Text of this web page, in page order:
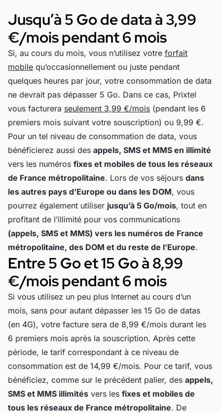
Jusqu’à 5 Go de data à 3,99
€/mois pendant 6 mois
Si, au cours du mois, vous n’utilisez votre forfait
mobile qu’occasionnellement ou juste pendant
quelques heures par jour, votre consommation de data
ne devrait pas dépasser 5 Go. Dans ce cas, Prixtel
vous facturera seulement 3,99 €/mois (pendant les 6
premiers mois suivant votre souscription) ou 9,99 €.
Pour un tel niveau de consommation de data, vous
bénéficierez aussi des appels, SMS et MMS en illimité
vers les numéros fixes et mobiles de tous les réseaux
de France métropolitaine. Lors de vos séjours dans
les autres pays d’Europe ou dans les DOM, vous
pourrez également utiliser jusqu’à 5 Go/mois, tout en
profitant de l’illimité pour vos communications
(appels, SMS et MMS) vers les numéros de France
métropolitaine, des DOM et du reste de l’Europe.
Entre 5 Go et 15 Go à 8,99
€/mois pendant 6 mois
Si vous utilisez un peu plus Internet au cours d’un
mois, sans pour autant dépasser les 15 Go de datas
(en 4G), votre facture sera de 8,99 €/mois durant les
6 premiers mois après la souscription. Après cette
période, le tarif correspondant à ce niveau de
consommation est de 14,99 €/mois. Pour ce tarif, vous
bénéficiez, comme sur le précédent palier, des appels,
SMS et MMS illimités vers les fixes et mobiles de
tous les réseaux de France métropolitaine. De